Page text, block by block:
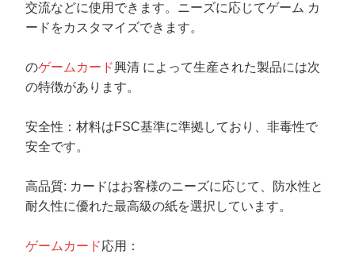
交流などに使用できます。ニーズに応じてゲーム カ
ードをカスタマイズできます。
のゲームカード興清 によって生産された製品には次
の特徴があります。
安全性：材料はFSC基準に準拠しており、非毒性で
安全です。
高品質: カードはお客様のニーズに応じて、防水性と
耐久性に優れた最高級の紙を選択しています。
ゲームカード応用：